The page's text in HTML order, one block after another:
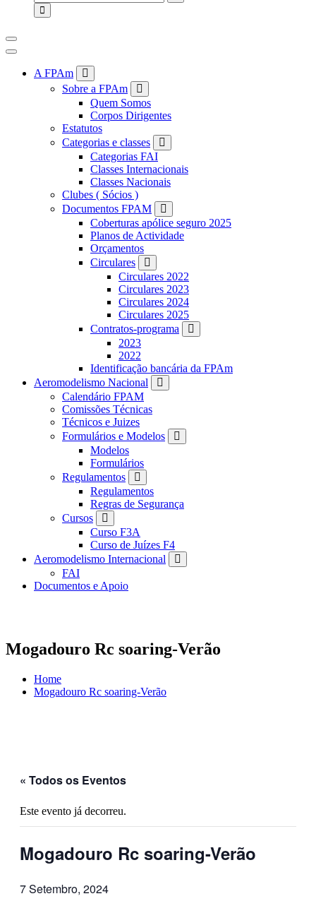
for:
A FPAm
Sobre a FPAm
Quem Somos
Corpos Dirigentes
Estatutos
Categorias e classes
Categorias FAI
Classes Internacionais
Classes Nacionais
Clubes ( Sócios )
Documentos FPAM
Coberturas apólice seguro 2025
Planos de Actividade
Orçamentos
Circulares
Circulares 2022
Circulares 2023
Circulares 2024
Circulares 2025
Contratos-programa
2023
2022
Identificação bancária da FPAm
Aeromodelismo Nacional
Calendário FPAM
Comissões Técnicas
Técnicos e Juizes
Formulários e Modelos
Modelos
Formulários
Regulamentos
Regulamentos
Regras de Segurança
Cursos
Curso F3A
Curso de Juízes F4
Aeromodelismo Internacional
FAI
Documentos e Apoio
Mogadouro Rc soaring-Verão
Home
Mogadouro Rc soaring-Verão
« Todos os Eventos
Este evento já decorreu.
Mogadouro Rc soaring-Verão
7 Setembro, 2024